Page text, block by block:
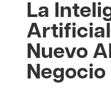
La
Nuevo
Negocio